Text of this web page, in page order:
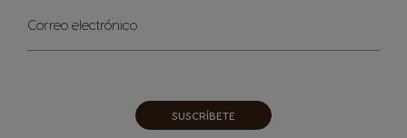
a
Correo electrónico
SUSCRÍBETE